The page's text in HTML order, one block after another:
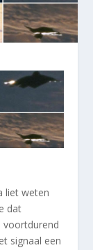
liet weten
dat
voortdurend
signaal een